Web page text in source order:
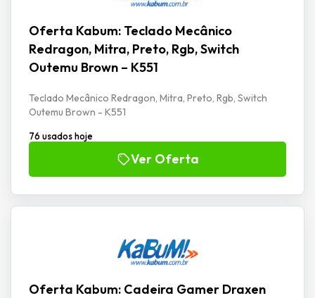
Oferta Kabum: Teclado Mecânico
Redragon, Mitra, Preto, Rgb, Switch
Outemu Brown – K551
Teclado Mecânico Redragon, Mitra, Preto, Rgb, Switch
Outemu Brown - K551
76 usados hoje
Ver Oferta
Oferta Kabum: Cadeira Gamer Draxen